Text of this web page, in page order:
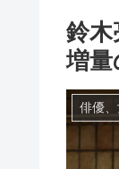
鈴
増
俳優